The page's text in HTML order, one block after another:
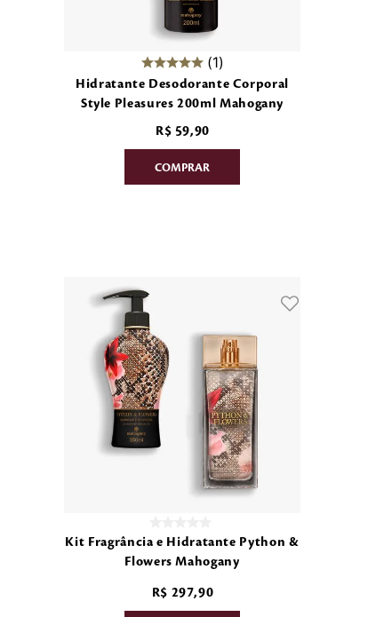
1
Hidratante Desodorante Corporal
Style Pleasures 200ml Mahogany
R$ 59,90
Kit Fragrância e Hidratante Python &
Flowers Mahogany
R$ 297,90